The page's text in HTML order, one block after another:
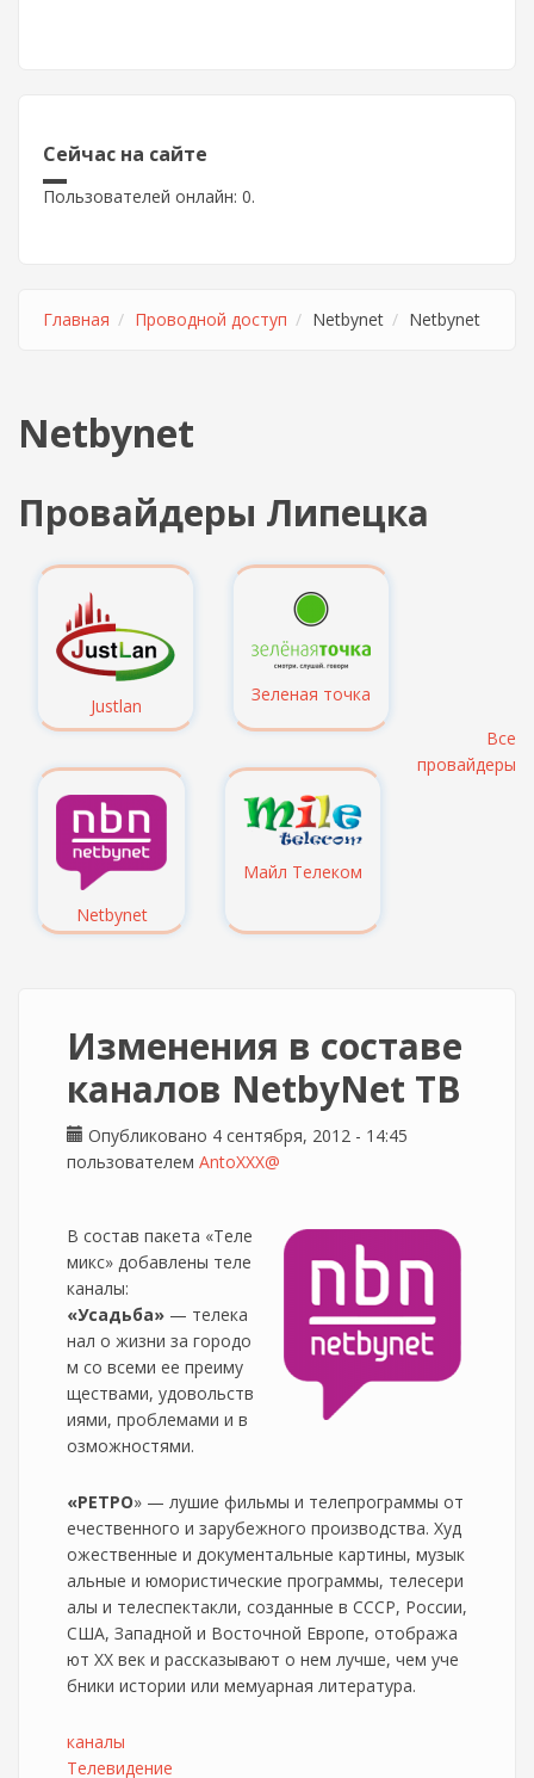
Сейчас на сайте
Пользователей онлайн: 0.
Главная Проводной доступ Netbynet Netbynet
Netbynet
Провайдеры Липецка
Justlan
Зеленая точка
Netbynet
Майл Телеком
Все
провайдеры
Изменения в составе
каналов NetbyNet ТВ
Опубликовано 4 сентября, 2012 - 14:45
пользователем AntoXXX@
В состав пакета «Теле
микс» добавлены теле
каналы:
«Усадьба» — телека
нал о жизни за городо
м со всеми ее преиму
ществами, удовольств
иями, проблемами и в
озможностями.
«РЕТРО» — лушие фильмы и телепрограммы от
ечественного и зарубежного производства. Худ
ожественные и документальные картины, музык
альные и юмористические программы, телесери
алы и телеспектакли, созданные в СССР, России,
США, Западной и Восточной Европе, отобража
ют ХХ век и рассказывают о нем лучше, чем уче
бники истории или мемуарная литература.
каналы
Телевидение